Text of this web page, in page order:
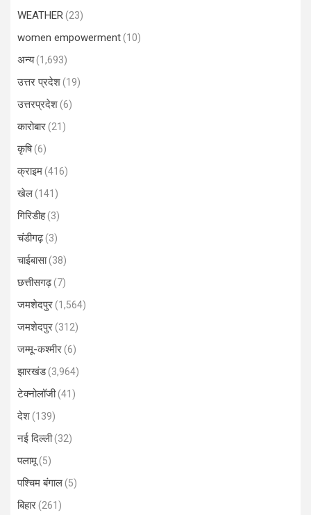
WEATHER(23)
women empowerment(10)
अन्य(1,693)
उत्तर प्रदेश(19)
उत्तरप्रदेश(6)
कारोबार(21)
कृषि(6)
क्राइम(416)
खेल(141)
गिरिडीह(3)
चंडीगढ़(3)
चाईबासा(38)
छत्तीसगढ़(7)
जमशेदपुर(1,564)
जमशेदपुर(312)
जम्मू-कश्मीर(6)
झारखंड(3,964)
टेक्नोलॉजी(41)
देश(139)
नई दिल्ली(32)
पलामू(5)
पश्चिम बंगाल(5)
बिहार(261)